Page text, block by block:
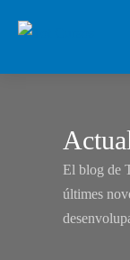
El blog de
últimes